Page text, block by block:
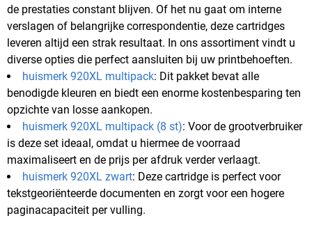
de prestaties constant blijven. Of het nu gaat om interne
verslagen of belangrijke correspondentie, deze cartridges
leveren altijd een strak resultaat. In ons assortiment vindt u
diverse opties die perfect aansluiten bij uw printbehoeften.
huismerk 920XL multipack: Dit pakket bevat alle
benodigde kleuren en biedt een enorme kostenbesparing ten
opzichte van losse aankopen.
huismerk 920XL multipack (8 st): Voor de grootverbruiker
is deze set ideaal, omdat u hiermee de voorraad
maximaliseert en de prijs per afdruk verder verlaagt.
huismerk 920XL zwart: Deze cartridge is perfect voor
tekstgeoriënteerde documenten en zorgt voor een hogere
paginacapaciteit per vulling.